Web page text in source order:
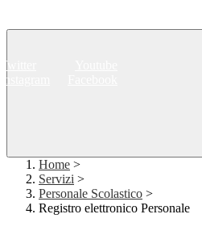
Twitter
Instagram
Home >
Servizi >
Personale Scolastico >
Registro elettronico Personale